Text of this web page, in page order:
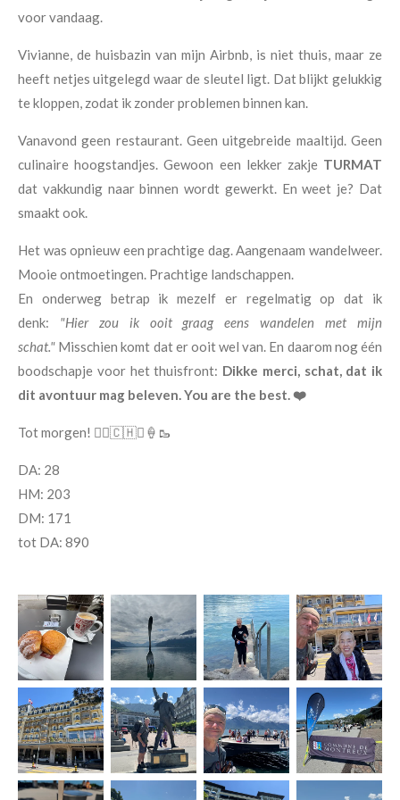
voor vandaag.
Vivianne, de huisbazin van mijn Airbnb, is niet thuis, maar ze
heeft netjes uitgelegd waar de sleutel ligt. Dat blijkt gelukkig
te kloppen, zodat ik zonder problemen binnen kan.
Vanavond geen restaurant. Geen uitgebreide maaltijd. Geen
culinaire hoogstandjes. Gewoon een lekker zakje TURMAT
dat vakkundig naar binnen wordt gewerkt. En weet je? Dat
smaakt ook.
Het was opnieuw een prachtige dag. Aangenaam wandelweer.
Mooie ontmoetingen. Prachtige landschappen.
En onderweg betrap ik mezelf er regelmatig op dat ik
denk: "Hier zou ik ooit graag eens wandelen met mijn
schat." Misschien komt dat er ooit wel van. En daarom nog één
boodschapje voor het thuisfront: Dikke merci, schat, dat ik
dit avontuur mag beleven.You are the best. ❤️
Tot morgen! 🚶‍♂️🇨🇭⛰️🍦🥾
DA: 28
HM: 203
DM: 171
tot DA: 890